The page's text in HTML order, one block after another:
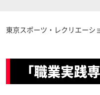
東京スポーツ・レクリエーシ
「職業実践